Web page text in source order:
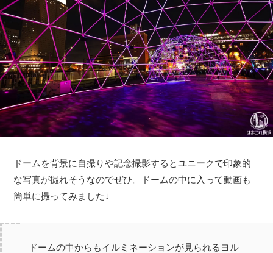
ドームを背景に自撮りや記念撮影するとユニークで印象的
な写真が撮れそうなのでぜひ。ドームの中に入って動画も
簡単に撮ってみました↓
ドームの中からもイルミネーションが見られるヨル